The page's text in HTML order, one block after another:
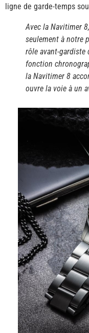
ligne de garde-temps
Avec la Navitimer 8,
seulement à notre
rôle avant-gardiste
fonction
la Navitimer 8
ouvre la voie à un